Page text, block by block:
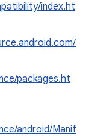
index.ht
packages.ht
android/Manif